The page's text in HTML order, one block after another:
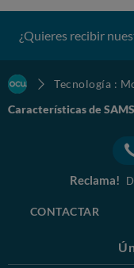
¿Quieres recibir
Tecnología :
Características de
Reclama!
CONTACTAR